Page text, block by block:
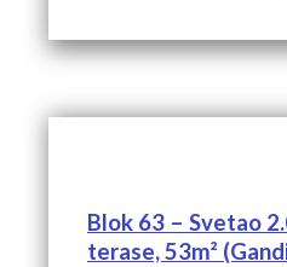
Blok 63 – Svetao
terase, 53m²